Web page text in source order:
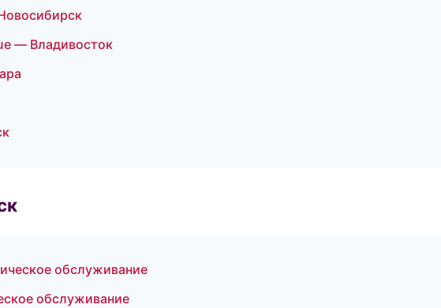
— Владивосток
обслуживание
обслуживание